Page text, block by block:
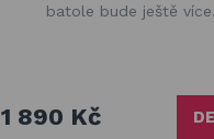
batole bude ještě
1 890 Kč